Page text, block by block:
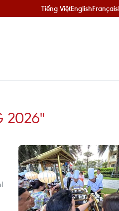
Tiếng ViệtEnglishFrançais
2026"